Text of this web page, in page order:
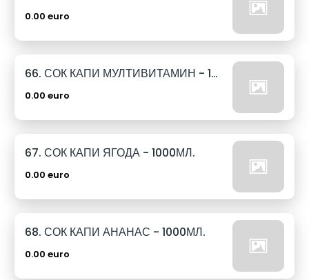
0.00 euro
66. СОК КАПИ МУЛТИВИТАМИН - 1000МЛ.
0.00 euro
67. СОК КАПИ ЯГОДА - 1000МЛ.
0.00 euro
68. СОК КАПИ АНАНАС - 1000МЛ.
0.00 euro